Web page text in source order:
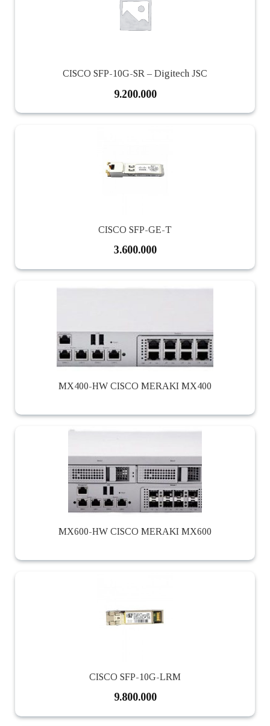
CISCO SFP-10G-SR – Digitech JSC
9.200.000
CISCO SFP-GE-T
3.600.000
MX400-HW CISCO MERAKI MX400
MX600-HW CISCO MERAKI MX600
CISCO SFP-10G-LRM
9.800.000